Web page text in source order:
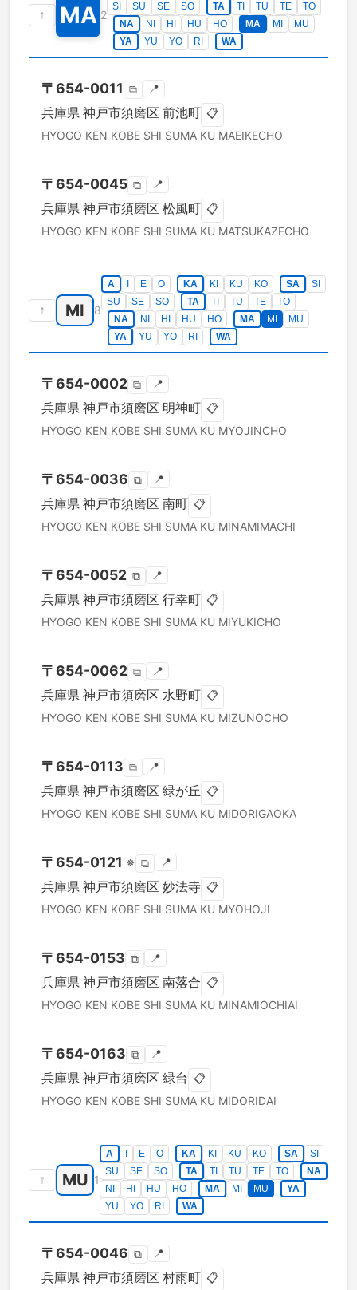
↑ MA 2
SI
SU SE SO TA TI TU TE
TO
NA
NI HI HU HO MA MI
MU
YA
YU YO RI WA
〒654-0011 ⧉ 📍
兵庫県 神戸市須磨区 前池町 📋
HYOGO KEN KOBE SHI SUMA KU MAEIKECHO
〒654-0045 ⧉ 📍
兵庫県 神戸市須磨区 松風町 📋
HYOGO KEN KOBE SHI SUMA KU MATSUKAZECHO
↑ MI 8
A E O KA KI KU KO SA
SI
SU
SE SO TA TI TU TE
TO
NA
NI HI HU HO MA MI
MU
YA
YU YO RI WA
〒654-0002 ⧉ 📍
兵庫県 神戸市須磨区 明神町 📋
HYOGO KEN KOBE SHI SUMA KU MYOJINCHO
〒654-0036 ⧉ 📍
兵庫県 神戸市須磨区 南町 📋
HYOGO KEN KOBE SHI SUMA KU MINAMIMACHI
〒654-0052 ⧉ 📍
兵庫県 神戸市須磨区 行幸町 📋
HYOGO KEN KOBE SHI SUMA KU MIYUKICHO
〒654-0062 ⧉ 📍
兵庫県 神戸市須磨区 水野町 📋
HYOGO KEN KOBE SHI SUMA KU MIZUNOCHO
〒654-0113 ⧉ 📍
兵庫県 神戸市須磨区 緑が丘 📋
HYOGO KEN KOBE SHI SUMA KU MIDORIGAOKA
〒654-0121 ※ ⧉ 📍
兵庫県 神戸市須磨区 妙法寺 📋
HYOGO KEN KOBE SHI SUMA KU MYOHOJI
〒654-0153 ⧉ 📍
兵庫県 神戸市須磨区 南落合 📋
HYOGO KEN KOBE SHI SUMA KU MINAMIOCHIAI
〒654-0163 ⧉ 📍
兵庫県 神戸市須磨区 緑台 📋
HYOGO KEN KOBE SHI SUMA KU MIDORIDAI
↑ MU 1
A E O KA KI KU KO SA
SI
SU
SE SO TA TI TU TE TO
NA
NI
HI HU HO MA MI MU
YA
YU
YO RI WA
〒654-0046 ⧉ 📍
兵庫県 神戸市須磨区 村雨町 📋